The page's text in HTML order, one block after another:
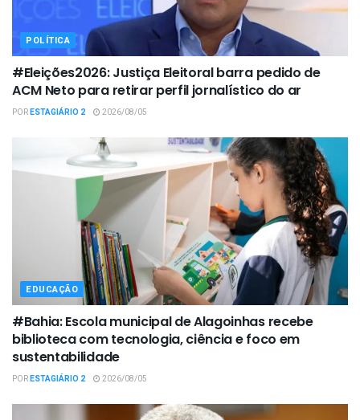
POLÍTICA
#Eleições2026: Justiça Eleitoral barra pedido de
ACM Neto para retirar perfil jornalístico do ar
PORESTAGIÁRIO 2 2026/08/05
EDUCAÇÃO
#Bahia: Escola municipal de Alagoinhas recebe
biblioteca com tecnologia, ciência e foco em
sustentabilidade
PORESTAGIÁRIO 2 2026/08/05